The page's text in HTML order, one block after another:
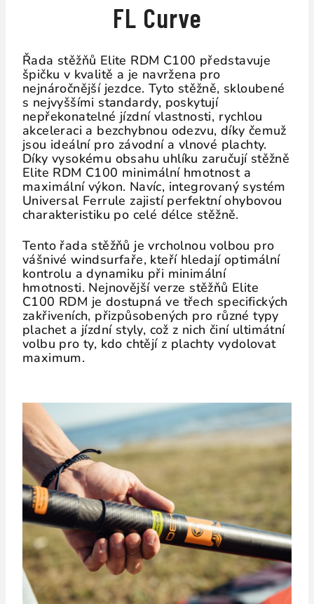
FL Curve
Řada stěžňů Elite RDM C100 představuje
špičku v kvalitě a je navržena pro
nejnáročnější jezdce. Tyto stěžně, skloubené
s nejvyššími standardy, poskytují
nepřekonatelné jízdní vlastnosti, rychlou
akceleraci a bezchybnou odezvu, díky čemuž
jsou ideální pro závodní a vlnové plachty.
Díky vysokému obsahu uhlíku zaručují stěžně
Elite RDM C100 minimální hmotnost a
maximální výkon. Navíc, integrovaný systém
Universal Ferrule zajistí perfektní ohybovou
charakteristiku po celé délce stěžně.
Tento řada stěžňů je vrcholnou volbou pro
vášnivé windsurfaře, kteří hledají optimální
kontrolu a dynamiku při minimální
hmotnosti. Nejnovější verze stěžňů Elite
C100 RDM je dostupná ve třech specifických
zakřiveních, přizpůsobených pro různé typy
plachet a jízdní styly, což z nich činí ultimátní
volbu pro ty, kdo chtějí z plachty vydolovat
maximum.